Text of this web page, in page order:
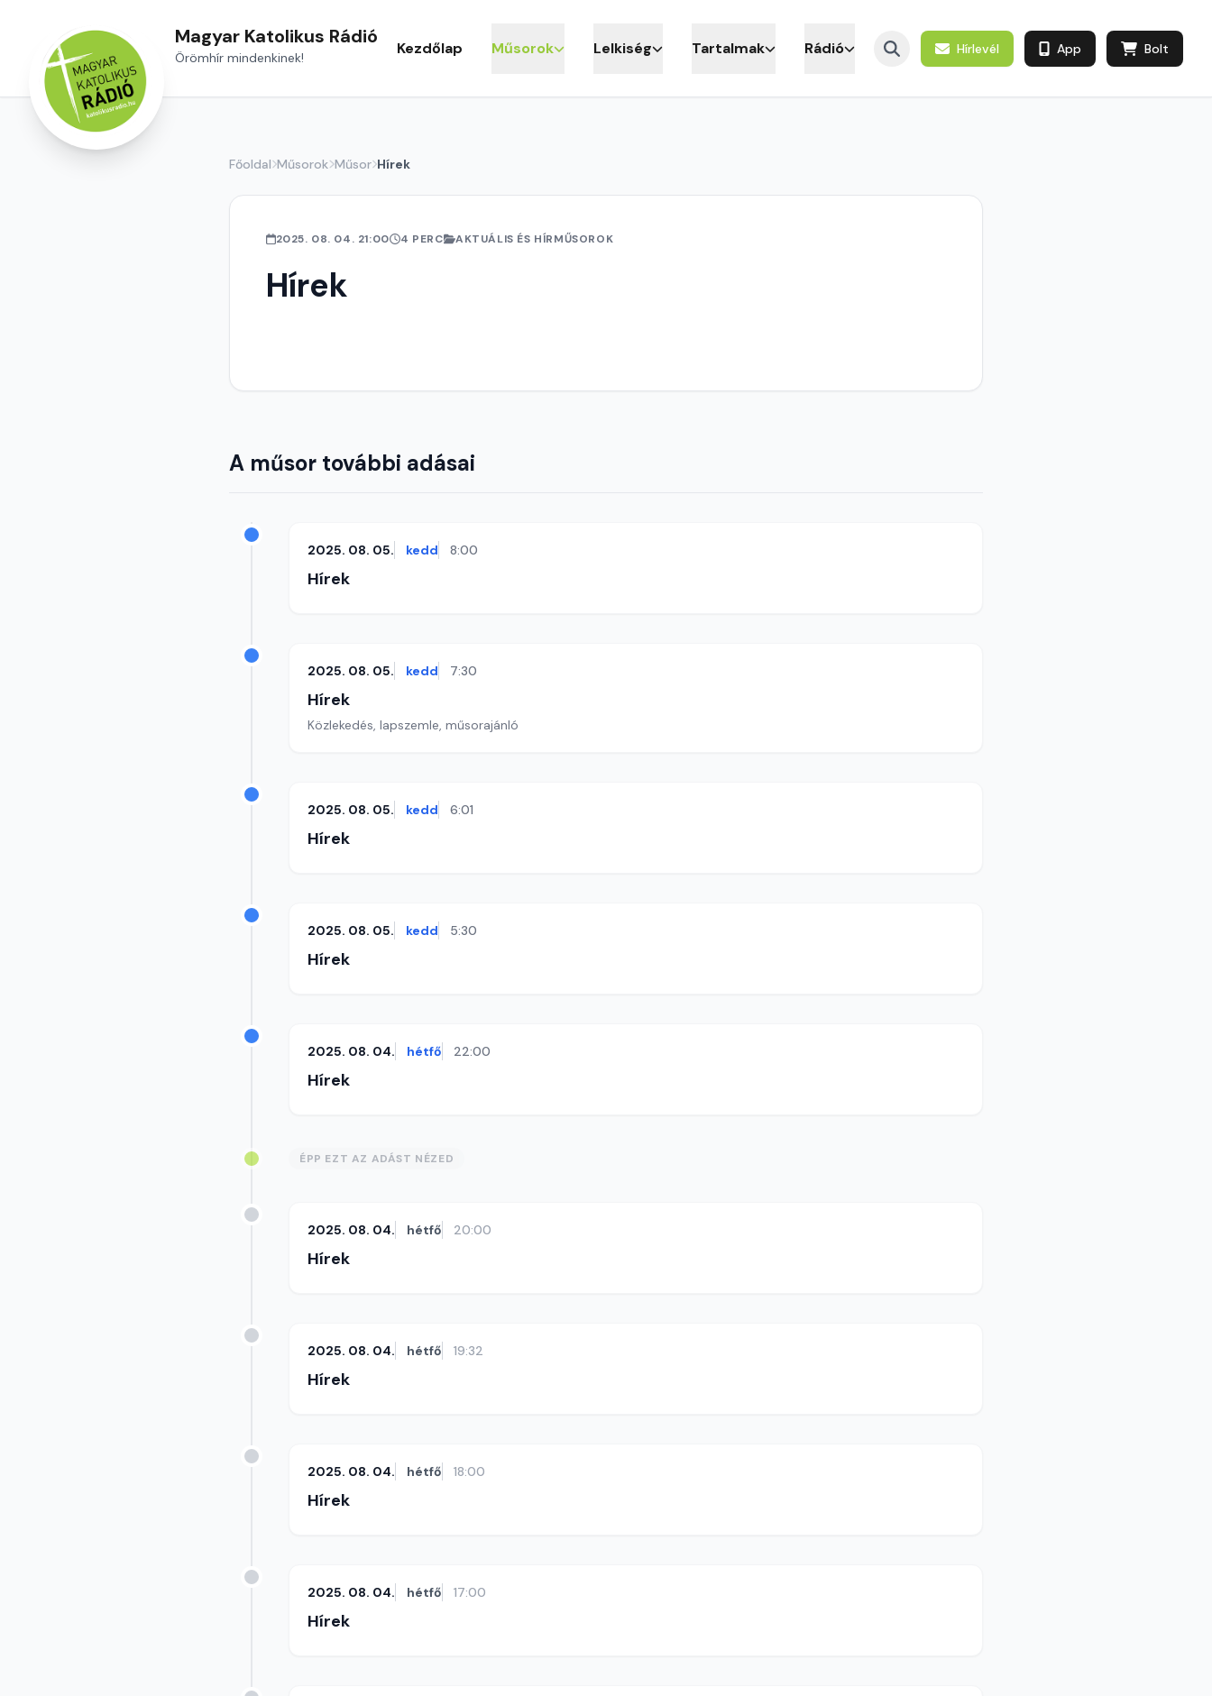
Magyar Katolikus Rádió
Örömhír mindenkinek! Kezdőlap Műsorok Lelkiség Tartalmak Rádió Hírlevél App Bolt
Főoldal Műsorok Műsor Hírek
2025. 08. 04. 21:00 4 PERC AKTUÁLIS ÉS HÍRMŰSOROK
Hírek
A műsor további adásai
2025. 08. 05. kedd 8:00
Hírek
2025. 08. 05. kedd 7:30
Hírek
Közlekedés, lapszemle, műsorajánló
2025. 08. 05. kedd 6:01
Hírek
2025. 08. 05. kedd 5:30
Hírek
2025. 08. 04. hétfő 22:00
Hírek
ÉPP EZT AZ ADÁST NÉZED
2025. 08. 04. hétfő 20:00
Hírek
2025. 08. 04. hétfő 19:32
Hírek
2025. 08. 04. hétfő 18:00
Hírek
2025. 08. 04. hétfő 17:00
Hírek